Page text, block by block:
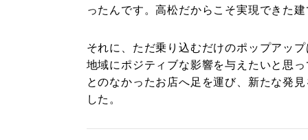
ったんです。高松だからこそ実現できた
それに、ただ乗り込むだけのポップアッ
地域にポジティブな影響を与えたいと思
とのなかったお店へ足を運び、新たな発
した。